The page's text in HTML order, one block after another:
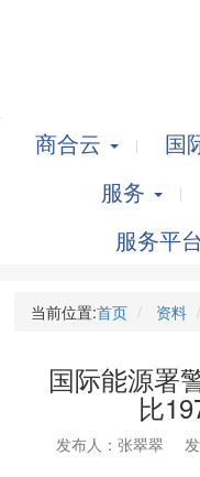
商合云 国
服务
服务平台
当前位置:首页 资料
国际能源署
比
发布人：张翠翠